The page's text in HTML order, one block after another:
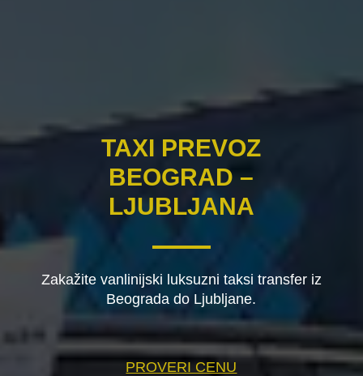
TAXI PREVOZ
BEOGRAD –
LJUBLJANA
Zakažite vanlinijski luksuzni taksi transfer iz
Beograda do Ljubljane.
PROVERI CENU